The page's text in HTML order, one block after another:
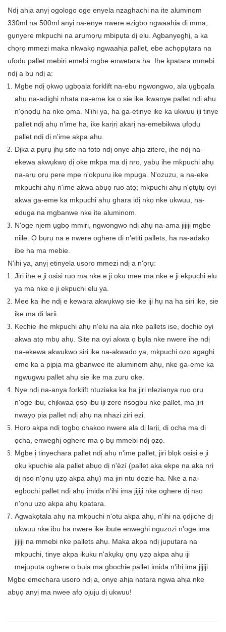
Ndị ahịa anyị ogologo oge enyela nzaghachi na ite aluminom
330ml na 500ml anyị na-enye nwere ezigbo ngwaahịa dị mma,
gụnyere mkpuchi na arụmọrụ mbipụta dị elu. Agbanyeghị, a ka
chọrọ mmezi maka nkwakọ ngwaahịa pallet, ebe achọpụtara na
ụfọdụ pallet mebiri emebi mgbe enwetara ha. Ihe kpatara mmebi
ndị a bụ ndị a:
Mgbe ndị ọkwọ ụgbọala forklift na-ebu ngwongwo, ala ụgbọala
ahụ na-adịghị nhata na-eme ka ọ sie ike ịkwanye pallet ndị ahụ
n'ọnọdụ ha nke ọma. N'ihi ya, ha ga-etinye ike ka ukwuu iji tinye
pallet ndị ahụ n'ime ha, ike karịrị akarị na-emebikwa ụfọdụ
pallet ndị dị n'ime akpa ahụ.
Dịka a pụrụ ịhụ site na foto ndị onye ahịa zitere, ihe ndị na-
ekewa akwụkwọ dị oke mkpa ma dị nro, yabụ ihe mkpuchi ahụ
na-arụ ọrụ pere mpe n'okpuru ike mpụga. N'ozuzu, a na-eke
mkpuchi ahụ n'ime akwa abụọ ruo atọ; mkpuchi ahụ n'ọtụtụ oyi
akwa ga-eme ka mkpuchi ahụ ghara ịdị nkọ nke ukwuu, na-
eduga na mgbanwe nke ite aluminom.
N'oge njem ụgbọ mmiri, ngwongwo ndị ahụ na-ama jijiji mgbe
niile. Ọ bụrụ na e nwere oghere dị n'etiti pallets, ha na-adakọ
ibe ha ma mebie.
N'ihi ya, anyị etinyela usoro mmezi ndị a n'ọrụ:
Jiri ihe e ji osisi rụọ ma nke e ji ọkụ mee ma nke e ji ekpuchi elu
ya ma nke e ji ekpuchi elu ya.
Mee ka ihe ndị e kewara akwụkwọ sie ike iji hụ na ha siri ike, sie
ike ma dị larịị.
Kechie ihe mkpuchi ahụ n'elu na ala nke pallets ise, dochie oyi
akwa atọ mbụ ahụ. Site na oyi akwa ọ bụla nke nwere ihe ndị
na-ekewa akwụkwọ siri ike na-akwado ya, mkpuchi ọzọ agaghị
eme ka a pịpịa ma gbanwee ite aluminom ahụ, nke ga-eme ka
ngwugwu pallet ahụ sie ike ma zuru oke.
Nye ndị na-anya forklift ntụziaka ka ha jiri nlezianya rụọ ọrụ
n'oge ibu, chịkwaa ọsọ ibu iji zere nsogbu nke pallet, ma jiri
nwayọ pịa pallet ndị ahụ na nhazi ziri ezi.
Họrọ akpa ndị tọgbọ chakoo nwere ala dị larịị, dị ọcha ma dị
ọcha, enweghị oghere ma ọ bụ mmebi ndị ọzọ.
Mgbe ị tinyechara pallet ndị ahụ n'ime pallet, jiri blọk osisi e ji
ọkụ kpuchie ala pallet abụọ dị n'èzí (pallet aka ekpe na aka nri
dị nso n'ọnụ ụzọ akpa ahụ) ma jiri ntu dozie ha. Nke a na-
egbochi pallet ndị ahụ ịmịda n'ihi ịma jijiji nke oghere dị nso
n'ọnụ ụzọ akpa ahụ kpatara.
Agwakọtala ahụ na mkpuchi n'otu akpa ahụ, n'ihi na ọdịiche dị
ukwuu nke ibu ha nwere ike ibute enweghị nguzozi n'oge ịma
jijiji na mmebi nke pallets ahụ. Maka akpa ndị juputara na
mkpuchi, tinye akpa ikuku n'akụkụ ọnụ ụzọ akpa ahụ iji
mejupụta oghere ọ bụla ma gbochie pallet ịmịda n'ihi ịma jijiji.
Mgbe emechara usoro ndị a, onye ahịa natara ngwa ahịa nke
abụọ anyị ma nwee afọ ojuju dị ukwuu!